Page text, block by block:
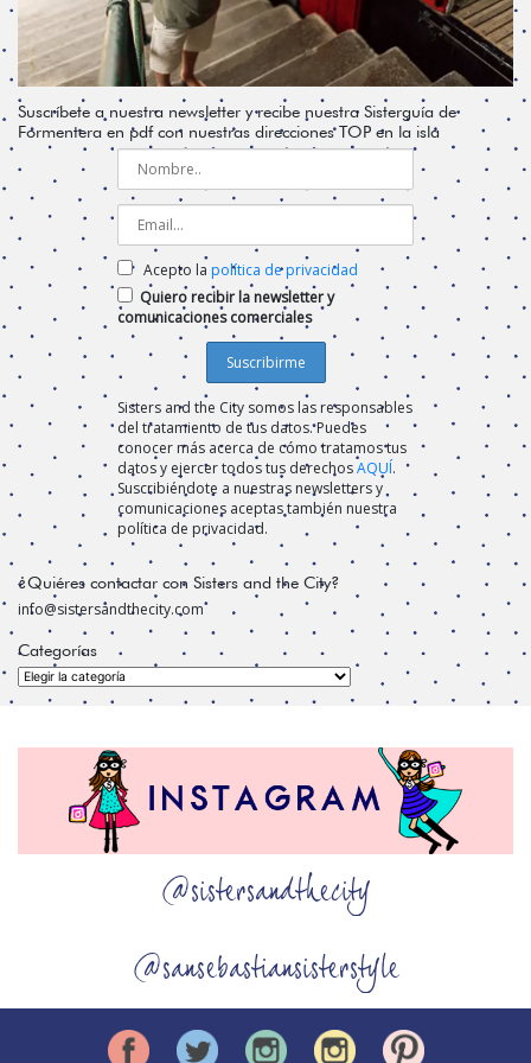
Suscríbete a nuestra newsletter y recibe nuestra Sisterguía de
Formentera en pdf con nuestras direcciones TOP en la isla
Acepto la política de privacidad
Quiero recibir la newsletter y
comunicaciones comerciales
Sisters and the City somos las responsables
del tratamiento de tus datos. Puedes
conocer más acerca de cómo tratamos tus
datos y ejercer todos tus derechosAQUÍ.
Suscribiéndote a nuestras newsletters y
comunicaciones aceptas también nuestra
política de privacidad.
¿Quiéres contactar con Sisters and the City?
info@sistersandthecity.com
Categorías
Categorías
@sistersandthecity
@sansebastiansisterstyle